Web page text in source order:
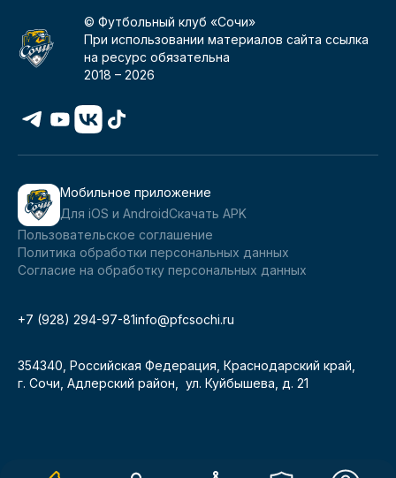
© Футбольный клуб «Сочи»
При использовании материалов сайта ссылка
на ресурс обязательна
2018 –2026
Мобильное приложение
Для iOS и AndroidСкачать APK
Пользовательское соглашение
Политика обработки персональных данных
Согласие на обработку персональных данных
+7 (928) 294-97-81info@pfcsochi.ru
354340, Российская Федерация, Краснодарский край,
г. Сочи, Адлерский район, ул. Куйбышева, д. 21